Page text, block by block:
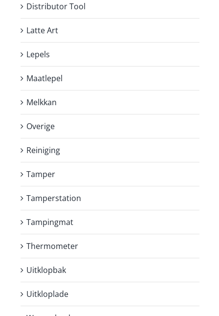
Distributor Tool
Latte Art
Lepels
Maatlepel
Melkkan
Overige
Reiniging
Tamper
Tamperstation
Tampingmat
Thermometer
Uitklopbak
Uitkloplade